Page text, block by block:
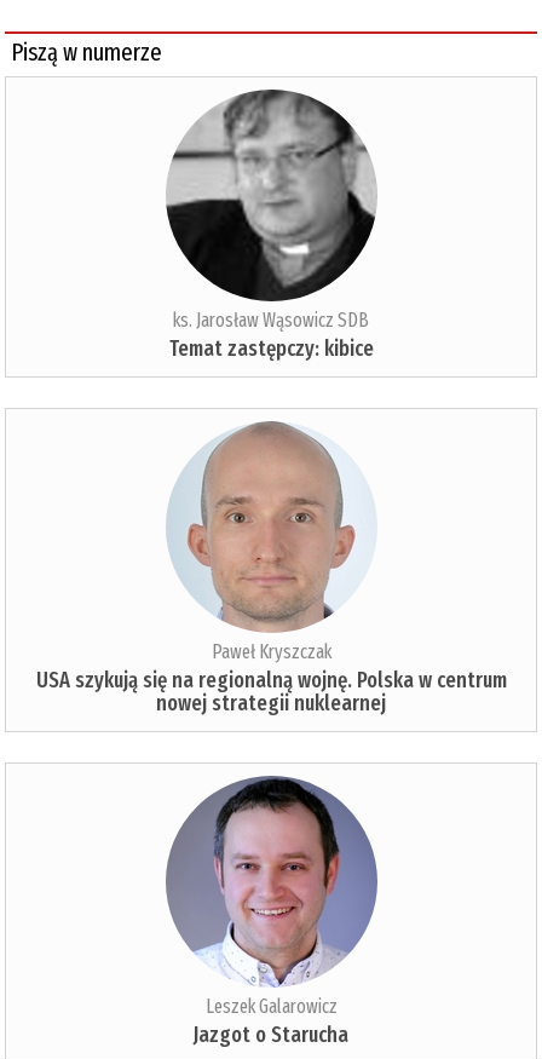
Piszą w numerze
ks. Jarosław Wąsowicz SDB
Temat zastępczy: kibice
Paweł Kryszczak
USA szykują się na regionalną wojnę. Polska w centrum
nowej strategii nuklearnej
Leszek Galarowicz
Jazgot o Starucha